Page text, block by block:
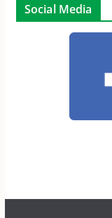
Social Media